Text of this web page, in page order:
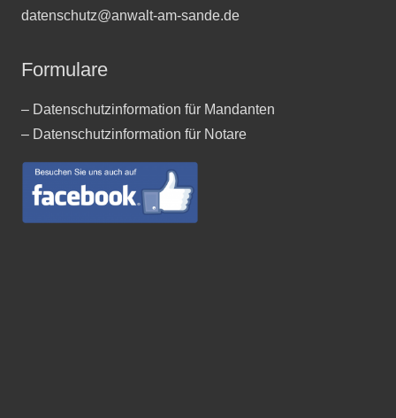
datenschutz@anwalt-am-sande.de
Formulare
– Datenschutzinformation für Mandanten
– Datenschutzinformation für Notare